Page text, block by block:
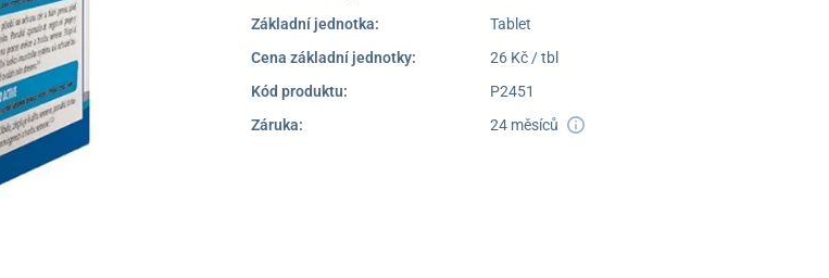
Základní jednotka:
Tablet
Cena základní jednotky:
26 Kč / tbl
Kód produktu:
P2451
Záruka:
24 měsíců